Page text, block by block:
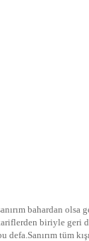
bahardan
biriyle geri
defa.Sanırım tüm